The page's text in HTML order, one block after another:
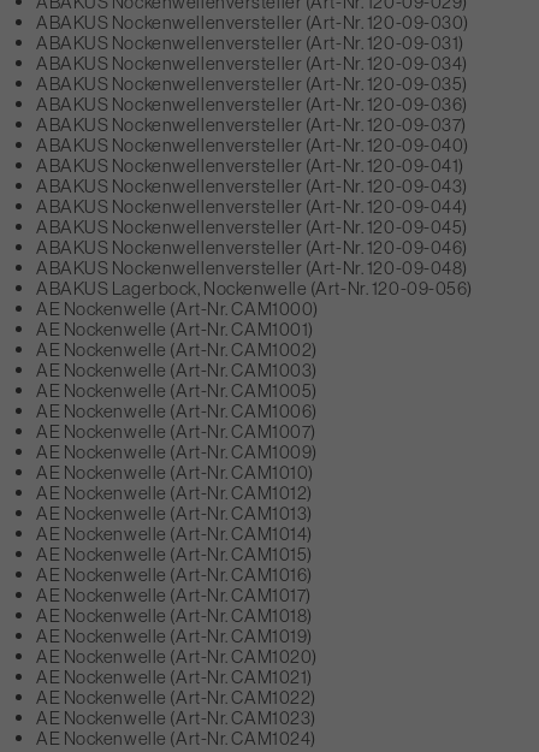
ABAKUS Nockenwellenversteller (Art-Nr. 120-09-030)
ABAKUS Nockenwellenversteller (Art-Nr. 120-09-031)
ABAKUS Nockenwellenversteller (Art-Nr. 120-09-034)
ABAKUS Nockenwellenversteller (Art-Nr. 120-09-035)
ABAKUS Nockenwellenversteller (Art-Nr. 120-09-036)
ABAKUS Nockenwellenversteller (Art-Nr. 120-09-037)
ABAKUS Nockenwellenversteller (Art-Nr. 120-09-040)
ABAKUS Nockenwellenversteller (Art-Nr. 120-09-041)
ABAKUS Nockenwellenversteller (Art-Nr. 120-09-043)
ABAKUS Nockenwellenversteller (Art-Nr. 120-09-044)
ABAKUS Nockenwellenversteller (Art-Nr. 120-09-045)
ABAKUS Nockenwellenversteller (Art-Nr. 120-09-046)
ABAKUS Nockenwellenversteller (Art-Nr. 120-09-048)
ABAKUS Lagerbock, Nockenwelle (Art-Nr. 120-09-056)
AE Nockenwelle (Art-Nr. CAM1000)
AE Nockenwelle (Art-Nr. CAM1001)
AE Nockenwelle (Art-Nr. CAM1002)
AE Nockenwelle (Art-Nr. CAM1003)
AE Nockenwelle (Art-Nr. CAM1005)
AE Nockenwelle (Art-Nr. CAM1006)
AE Nockenwelle (Art-Nr. CAM1007)
AE Nockenwelle (Art-Nr. CAM1009)
AE Nockenwelle (Art-Nr. CAM1010)
AE Nockenwelle (Art-Nr. CAM1012)
AE Nockenwelle (Art-Nr. CAM1013)
AE Nockenwelle (Art-Nr. CAM1014)
AE Nockenwelle (Art-Nr. CAM1015)
AE Nockenwelle (Art-Nr. CAM1016)
AE Nockenwelle (Art-Nr. CAM1017)
AE Nockenwelle (Art-Nr. CAM1018)
AE Nockenwelle (Art-Nr. CAM1019)
AE Nockenwelle (Art-Nr. CAM1020)
AE Nockenwelle (Art-Nr. CAM1021)
AE Nockenwelle (Art-Nr. CAM1022)
AE Nockenwelle (Art-Nr. CAM1023)
AE Nockenwelle (Art-Nr. CAM1024)